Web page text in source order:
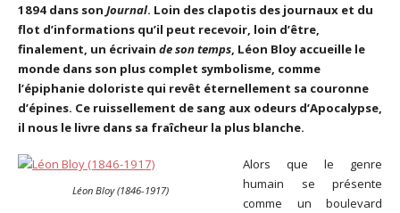
1894 dans son Journal. Loin des clapotis des journaux et du
flot d’informations qu’il peut recevoir, loin d’être,
finalement, un écrivain de son temps, Léon Bloy accueille le
monde dans son plus complet symbolisme, comme
l’épiphanie doloriste qui revêt éternellement sa couronne
d’épines. Ce ruissellement de sang aux odeurs d’Apocalypse,
il nous le livre dans sa fraîcheur la plus blanche.
Léon Bloy (1846-1917)
Alors que le genre
humain se présente
comme un boulevard